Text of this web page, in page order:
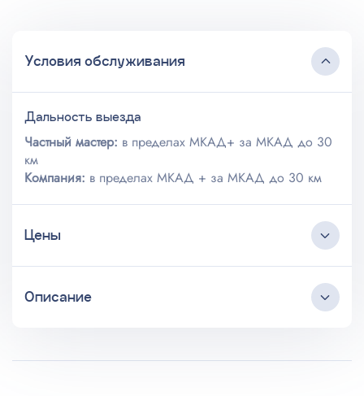
Условия обслуживания
Дальность выезда
Частный мастер: в пределах МКАД+ за МКАД до 30
км
Компания: в пределах МКАД + за МКАД до 30 км
Цены
Услуга Цена, от
Описание